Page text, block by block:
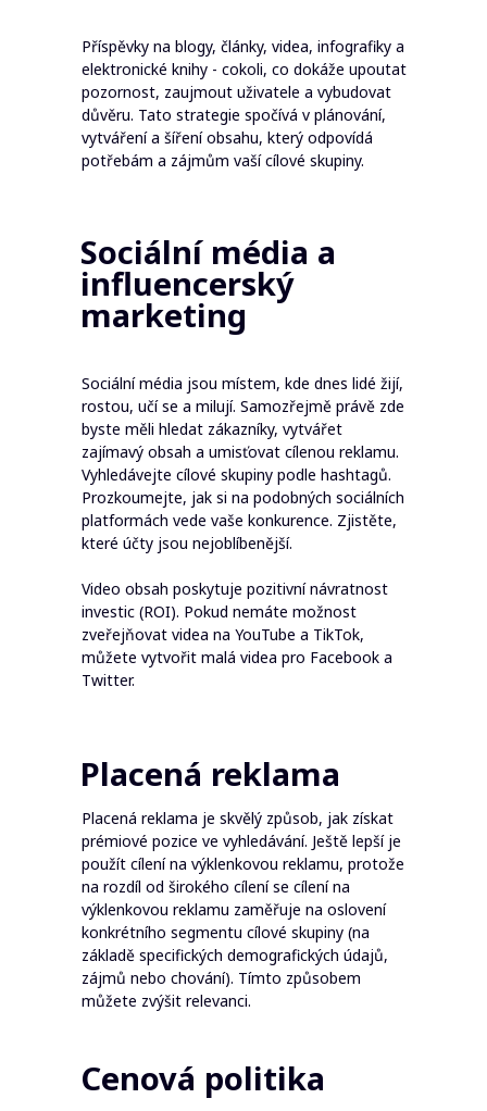
Placená reklama je skvělý způsob, jak získat
prémiové pozice ve vyhledávání. Ještě lepší je
použít cílení na výklenkovou reklamu, protože
na rozdíl od širokého cílení se cílení na
výklenkovou reklamu zaměřuje na oslovení
konkrétního segmentu cílové skupiny (na
základě specifických demografických údajů,
zájmů nebo chování). Tímto způsobem
můžete zvýšit relevanci.
Placená reklama
Cenová politika
Příspěvky na blogy, články, videa, infografiky a
elektronické knihy - cokoli, co dokáže upoutat
pozornost, zaujmout uživatele a vybudovat
důvěru. Tato strategie spočívá v plánování,
vytváření a šíření obsahu, který odpovídá
potřebám a zájmům vaší cílové skupiny.
Sociální média jsou místem, kde dnes lidé žijí,
rostou, učí se a milují. Samozřejmě právě zde
byste měli hledat zákazníky, vytvářet
zajímavý obsah a umisťovat cílenou reklamu.
Vyhledávejte cílové skupiny podle hashtagů.
Prozkoumejte, jak si na podobných sociálních
platformách vede vaše konkurence. Zjistěte,
které účty jsou nejoblíbenější.
Video obsah poskytuje pozitivní návratnost
investic (ROI). Pokud nemáte možnost
zveřejňovat videa na YouTube a TikTok,
můžete vytvořit malá videa pro Facebook a
Twitter.
Sociální média a
influencerský
marketing